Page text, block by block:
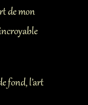
de mon
fond, l’art